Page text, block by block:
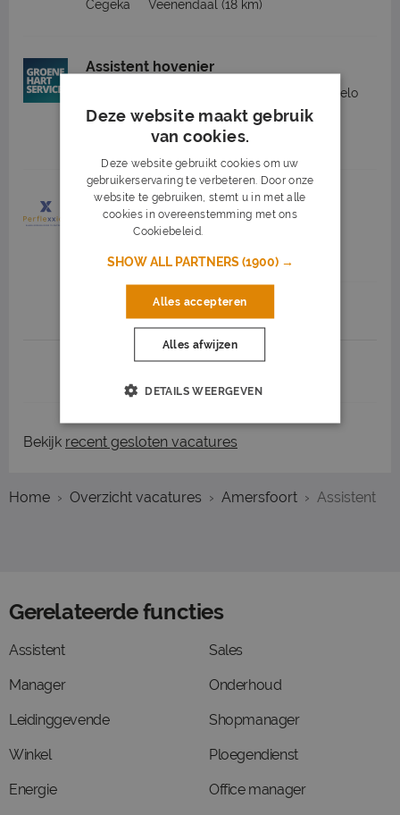
Cegeka Veenendaal (18 km)
Assistent hovenier
Ermelo
(23 km)
2.815 tot 3.265 32 - 40 uur
Assistent Teamleider
Perflexxion Amersfoort
2.700 tot 3.300 40 uur
Job highlights
Bekijk recent gesloten vacatures
Home Overzicht vacatures Amersfoort Assistent
Gerelateerde functies
Assistent
Manager
Leidinggevende
Winkel
Energie
Sales
Onderhoud
Shopmanager
Ploegendienst
Office manager
Deze website maakt gebruik
van cookies.
Deze website gebruikt cookies om uw
gebruikerservaring te verbeteren. Door onze
website te gebruiken, stemt u in met alle
cookies in overeenstemming met ons
Cookiebeleid.
SHOW ALL PARTNERS(1900) →
Alles accepteren
Alles afwijzen
DETAILS WEERGEVEN